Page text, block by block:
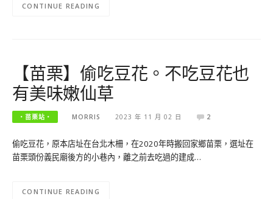
CONTINUE READING
【苗栗】偷吃豆花。不吃豆花也
有美味嫩仙草
‧苗栗站‧ MORRIS 2023 年 11 月 02 日 2
偷吃豆花，原本店址在台北木柵，在2020年時搬回家鄉苗栗，選址在
苗栗頭份義民廟後方的小巷內，離之前去吃過的建成…
CONTINUE READING